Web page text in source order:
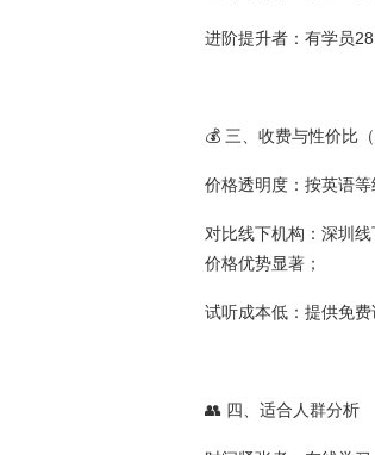
进阶提升者：有学员
💰 三、收费与性价比
价格透明度：按英语
对比线下机构：深圳
价格优势显著；
试听成本低：提供免费
👥 四、适合人群分析